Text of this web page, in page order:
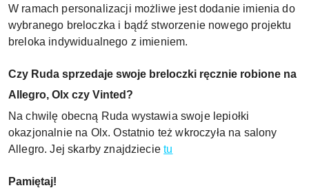
W ramach personalizacji możliwe jest dodanie imienia do
wybranego breloczka i bądź stworzenie nowego projektu
breloka indywidualnego z imieniem.
Czy Ruda sprzedaje swoje breloczki ręcznie robione na
Allegro, Olx czy Vinted?
Na chwilę obecną Ruda wystawia swoje lepiołki
okazjonalnie na Olx. Ostatnio też wkroczyła na salony
Allegro. Jej skarby znajdziecietu
Pamiętaj!